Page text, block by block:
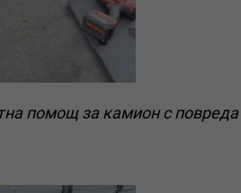
помощ за камион с повреда